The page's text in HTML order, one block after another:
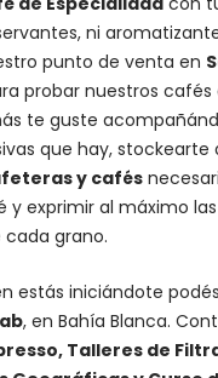
ni
punto de venta en
probar nuestros cafés
te guste
que hay, stockearte
ycafés
y exprimir al máximo
cada grano.
estás iniciándote podés
, en Bahía Blanca.
Talleres de